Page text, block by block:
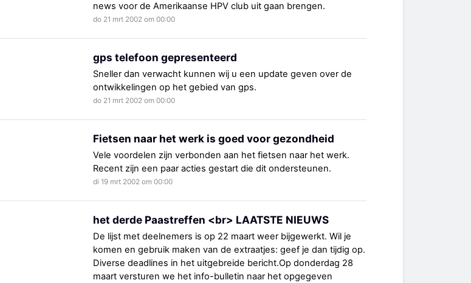
news voor de Amerikaanse HPV club uit gaan brengen.
do 21 mrt 2002 om 00:00
gps telefoon gepresenteerd
Sneller dan verwacht kunnen wij u een update geven over de
ontwikkelingen op het gebied van gps.
do 21 mrt 2002 om 00:00
Fietsen naar het werk is goed voor gezondheid
Vele voordelen zijn verbonden aan het fietsen naar het werk.
Recent zijn een paar acties gestart die dit ondersteunen.
di 19 mrt 2002 om 00:00
het derde Paastreffen <br> LAATSTE NIEUWS
De lijst met deelnemers is op 22 maart weer bijgewerkt. Wil je
komen en gebruik maken van de extraatjes: geef je dan tijdig op.
Diverse deadlines in het uitgebreide bericht.Op donderdag 28
maart versturen we het info-bulletin naar het opgegeven